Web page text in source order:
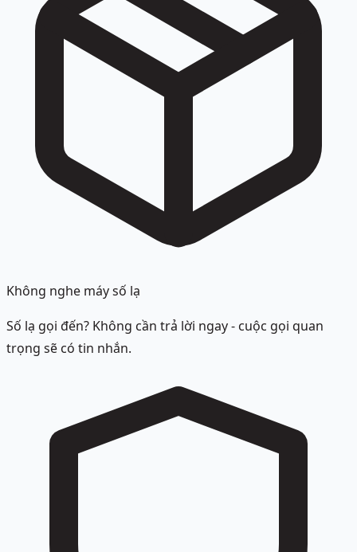
Không nghe máy số lạ
Số lạ gọi đến? Không cần trả lời ngay - cuộc gọi quan
trọng sẽ có tin nhắn.